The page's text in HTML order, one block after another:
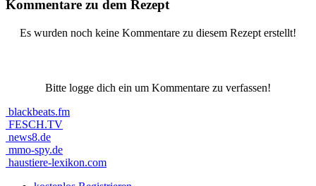
Kommentare zu dem Rezept
Es wurden noch keine Kommentare zu diesem Rezept erstellt!
Bitte logge dich ein um Kommentare zu verfassen!
blackbeats.fm
FESCH.TV
news8.de
mmo-spy.de
haustiere-lexikon.com